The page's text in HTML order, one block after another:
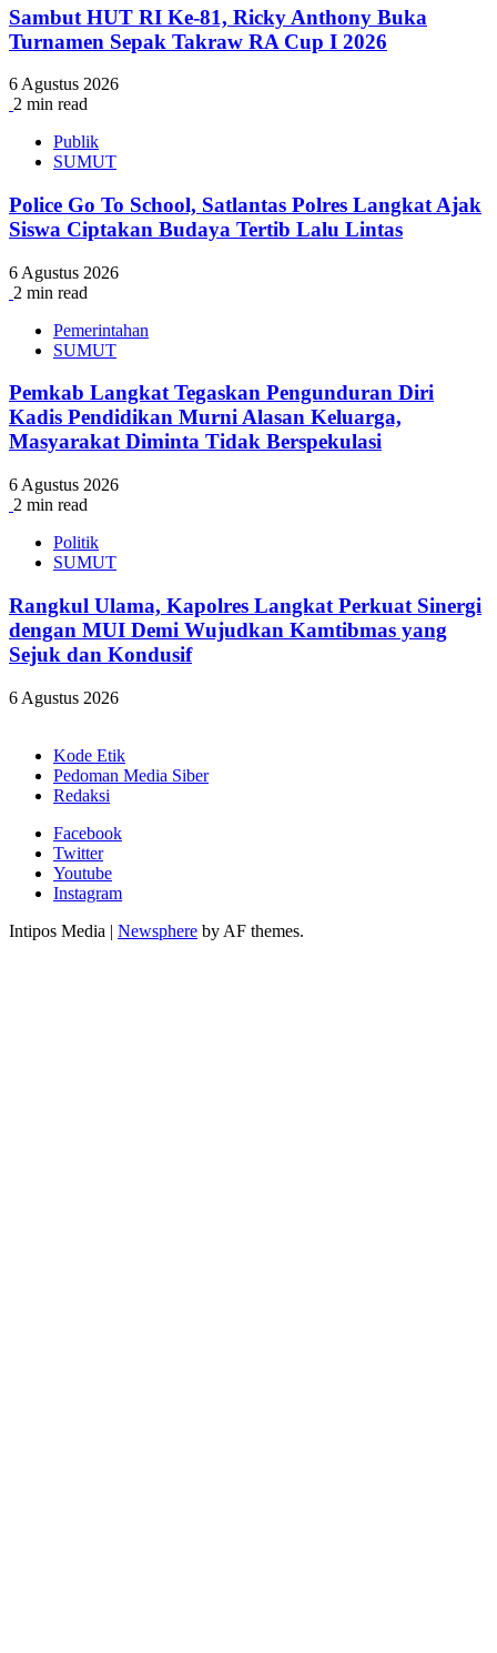
Sambut HUT RI Ke-81, Ricky Anthony Buka
Turnamen Sepak Takraw RA Cup I 2026
6 Agustus 2026
2 min read
Publik
SUMUT
Police Go To School, Satlantas Polres Langkat Ajak
Siswa Ciptakan Budaya Tertib Lalu Lintas
6 Agustus 2026
2 min read
Pemerintahan
SUMUT
Pemkab Langkat Tegaskan Pengunduran Diri
Kadis Pendidikan Murni Alasan Keluarga,
Masyarakat Diminta Tidak Berspekulasi
6 Agustus 2026
2 min read
Politik
SUMUT
Rangkul Ulama, Kapolres Langkat Perkuat Sinergi
dengan MUI Demi Wujudkan Kamtibmas yang
Sejuk dan Kondusif
6 Agustus 2026
Kode Etik
Pedoman Media Siber
Redaksi
Facebook
Twitter
Youtube
Instagram
Intipos Media | Newsphere by AF themes.